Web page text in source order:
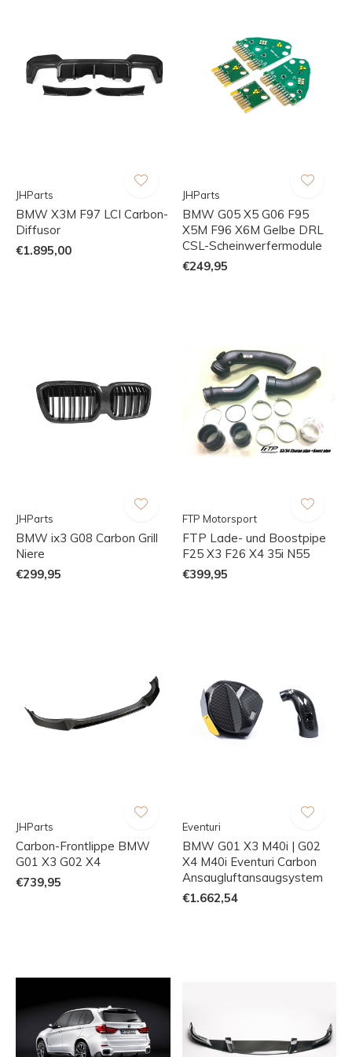
JHParts
BMW X3M F97 LCI Carbon-
Diffusor
€1.895,00
JHParts
BMW G05 X5 G06 F95
X5M F96 X6M Gelbe DRL
CSL-Scheinwerfermodule
€249,95
JHParts
BMW ix3 G08 Carbon Grill
Niere
€299,95
FTP Motorsport
FTP Lade- und Boostpipe
F25 X3 F26 X4 35i N55
€399,95
JHParts
Carbon-Frontlippe BMW
G01 X3 G02 X4
€739,95
Eventuri
BMW G01 X3 M40i | G02
X4 M40i Eventuri Carbon
Ansaugluftansaugsystem
€1.662,54